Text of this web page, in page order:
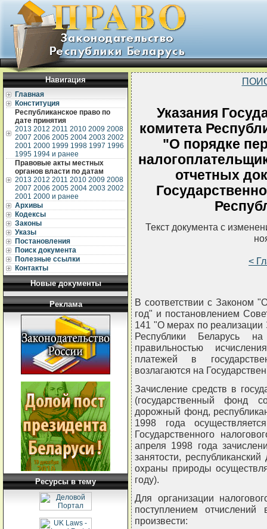
Навигация
Главная
Конституция
Республиканское право по
дате принятия
2013 2012 2011 2010 2009 2008
2007 2006 2005 2004 2003 2002
2001 2000 1999 1998 1997 1996
1995 1994 и ранее
Правовые акты местных
органов власти по датам
2013 2012 2011 2010 2009 2008
2007 2006 2005 2004 2003 2002
2001 2000 и ранее
Архивы
Кодексы
Законы
Указы
Постановления
Поиск документа
Полезные ссылки
Контакты
Новые документы
Реклама
Ресурсы в тему
Указания
комитета
"О порядке
отчетных
Текст документа с
<
В соответствии с Законом
год" и постановлением
141 "О мерах по реализации
Республики Беларусь
правильностью
платежей в
возлагаются на
Зачисление средств в
(государственный фонд
дорожный фонд,
1998 года
Государственного
апреля 1998 года
занятости,
охраны природы
году).
Для организации
поступлением
произвести: